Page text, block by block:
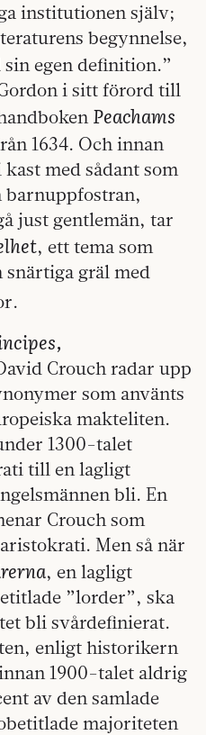
institutionen själv;
begynnelse,
egen definition.”
i sitt förord till
Peachams
1634. Och innan
med sådant som
just gentlemän, tar
, ett tema som
gräl med
Crouch radar upp
som använts
makteliten.
1300-talet
till en lagligt
bli. En
Crouch som
Men så när
, en lagligt
”lorder”, ska
bli svårdefinierat.
enligt historikern
1900-talet aldrig
av den samlade
majoriteten